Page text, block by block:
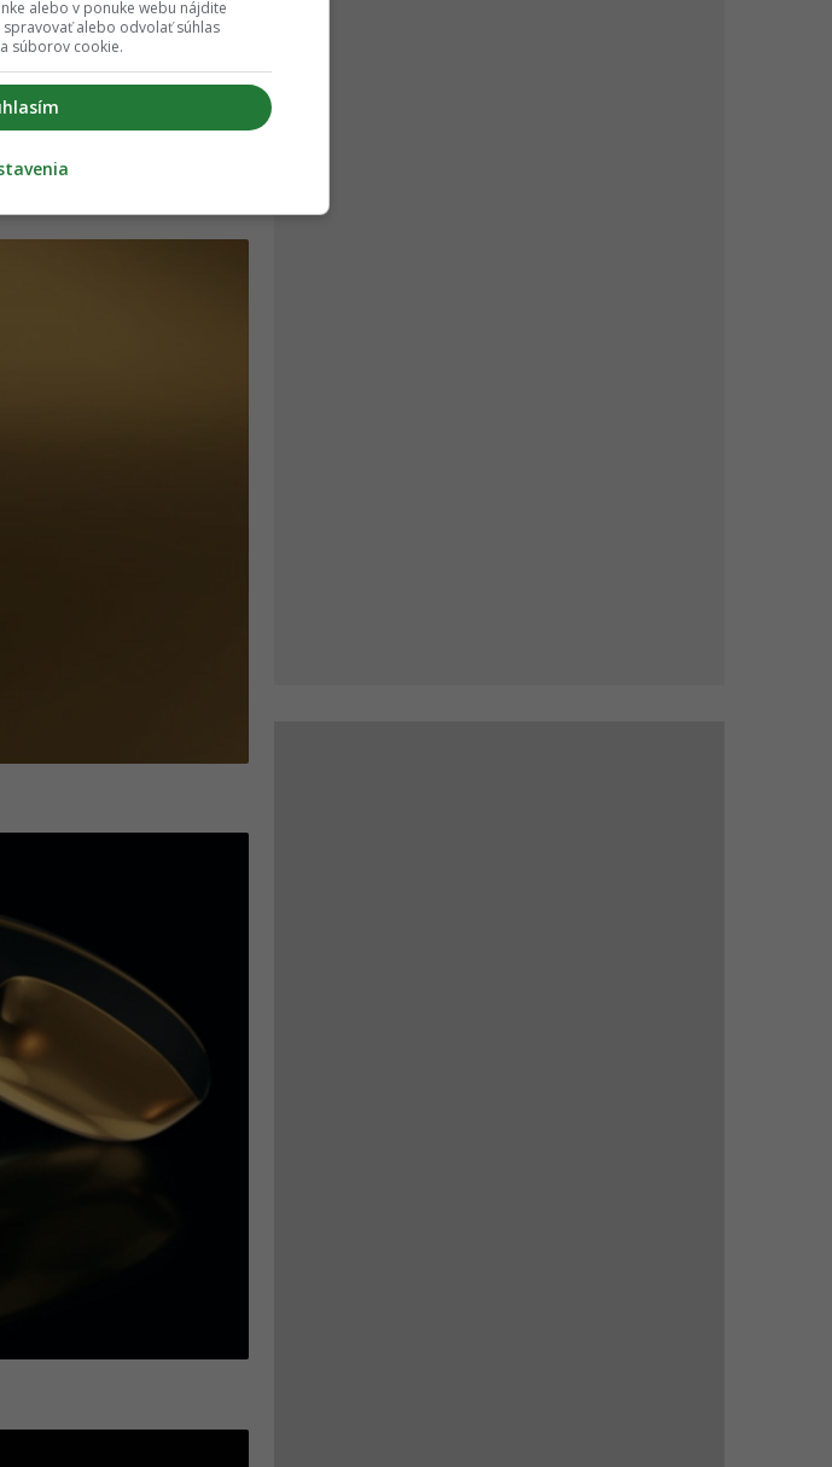
alebo v ponuke webu nájdite
alebo odvolať súhlas
súborov cookie.